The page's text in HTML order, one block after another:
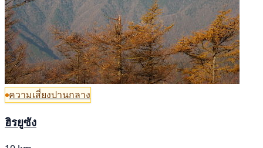
ความเสี่ยงปานกลาง
ฮิรยูซัง